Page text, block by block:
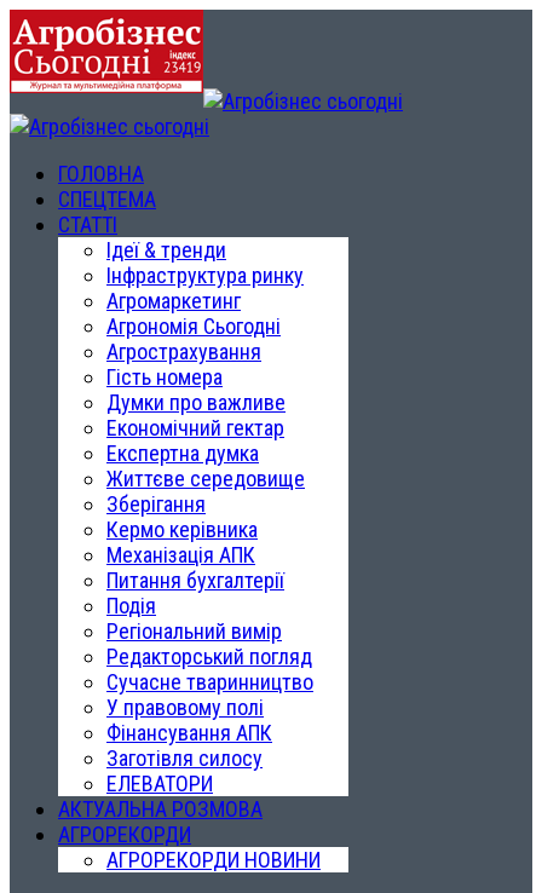
ГОЛОВНА
СПЕЦТЕМА
СТАТТІ
Ідеї & тренди
Інфраструктура ринку
Агромаркетинг
Агрономія Сьогодні
Агрострахування
Гість номера
Думки про важливе
Економічний гектар
Експертна думка
Життєве середовище
Зберігання
Кермо керівника
Механізація АПК
Питання бухгалтерії
Подія
Регіональний вимір
Редакторський погляд
Сучасне тваринництво
У правовому полі
Фінансування АПК
Заготівля силосу
ЕЛЕВАТОРИ
АКТУАЛЬНА РОЗМОВА
АГРОРЕКОРДИ
АГРОРЕКОРДИ НОВИНИ